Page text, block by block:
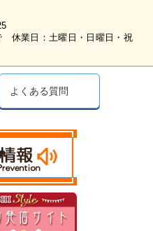
休業日：土曜日・日曜日・祝
よくある質問